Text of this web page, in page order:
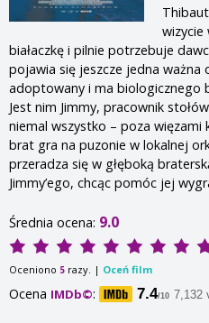
wizycie
białaczkę i pilnie potrzebuje
pojawia się jeszcze jedna ważna
adoptowany i ma biologicznego
Jest nim Jimmy, pracownik
niemal wszystko – poza więzami
brat gra na puzonie w lokalnej
przeradza się w głęboką
Jimmy’ego, chcąc pomóc jej
Średnia ocena: 9.0
Oceniono 5 razy. | Oceń film
Ocena IMDb©: 7.4/10 7,132